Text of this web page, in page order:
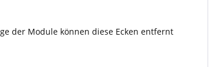
der Module können diese Ecken entfernt